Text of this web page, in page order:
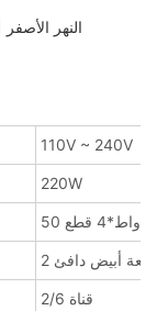
110V ~ 240V
220W
50 واط*4 قطع
2/6 قناة